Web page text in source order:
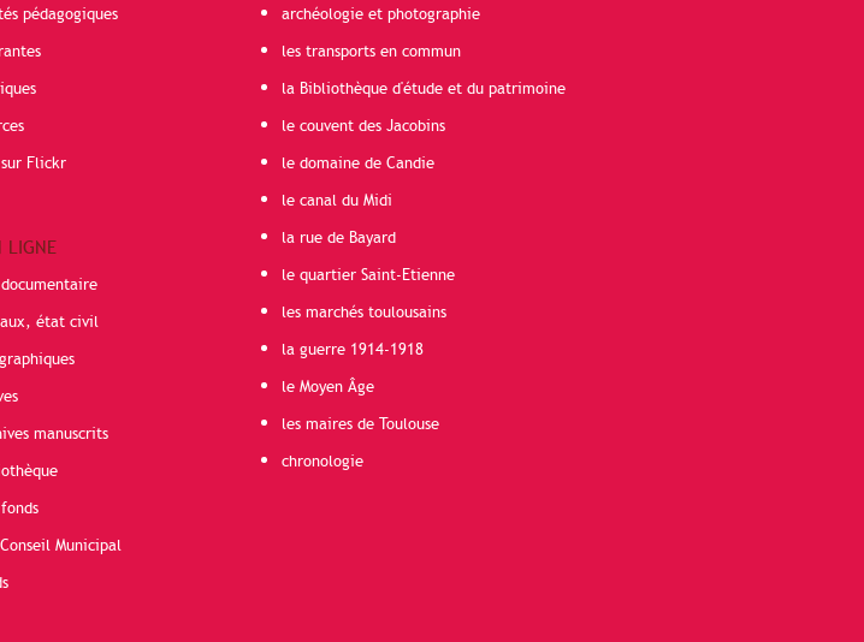
pédagogiques
Flickr
LIGNE
état civil
manuscrits
Municipal
archéologie et photographie
les transports en commun
la Bibliothèque d'étude et du patrimoine
le couvent des Jacobins
le domaine de Candie
le canal du Midi
la rue de Bayard
le quartier Saint-Etienne
les marchés toulousains
la guerre 1914-1918
le Moyen Âge
les maires de Toulouse
chronologie